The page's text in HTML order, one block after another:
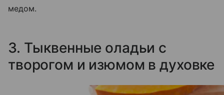
медом.
3. Тыквенные оладьи с
творогом и изюмом в духовке